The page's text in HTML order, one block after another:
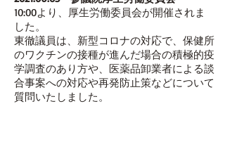
10:00より、厚生労働委員会が開催されま
した。
東徹議員は、新型コロナの対応で、保健所
のワクチンの接種が進んだ場合の積極的疫
学調査のあり方や、医薬品卸業者による談
合事案への対応や再発防止策などについて
質問いたしました。